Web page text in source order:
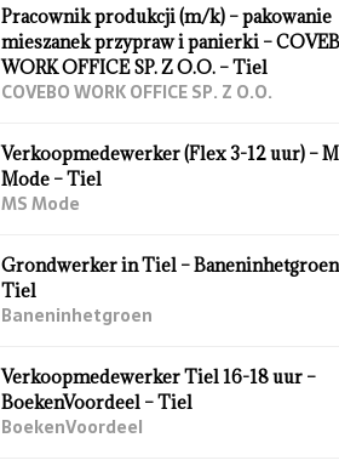
Pracownik produkcji (m/k) – pakowanie
mieszanek przypraw i panierki –
WORK OFFICE SP. Z O.O. – Tiel
COVEBO WORK OFFICE SP. Z O.O.
Verkoopmedewerker (Flex 3-12 uur) –
Mode – Tiel
MS Mode
Grondwerker in Tiel –
Tiel
Baneninhetgroen
Verkoopmedewerker Tiel 16-18 uur –
BoekenVoordeel – Tiel
BoekenVoordeel